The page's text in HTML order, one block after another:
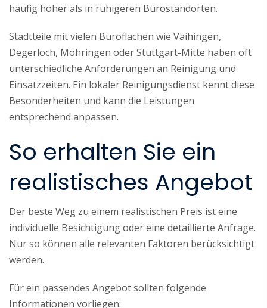
häufig höher als in ruhigeren Bürostandorten.
Stadtteile mit vielen Büroflächen wie Vaihingen,
Degerloch, Möhringen oder Stuttgart-Mitte haben oft
unterschiedliche Anforderungen an Reinigung und
Einsatzzeiten. Ein lokaler Reinigungsdienst kennt diese
Besonderheiten und kann die Leistungen
entsprechend anpassen.
So erhalten Sie ein
realistisches Angebot
Der beste Weg zu einem realistischen Preis ist eine
individuelle Besichtigung oder eine detaillierte Anfrage.
Nur so können alle relevanten Faktoren berücksichtigt
werden.
Für ein passendes Angebot sollten folgende
Informationen vorliegen: